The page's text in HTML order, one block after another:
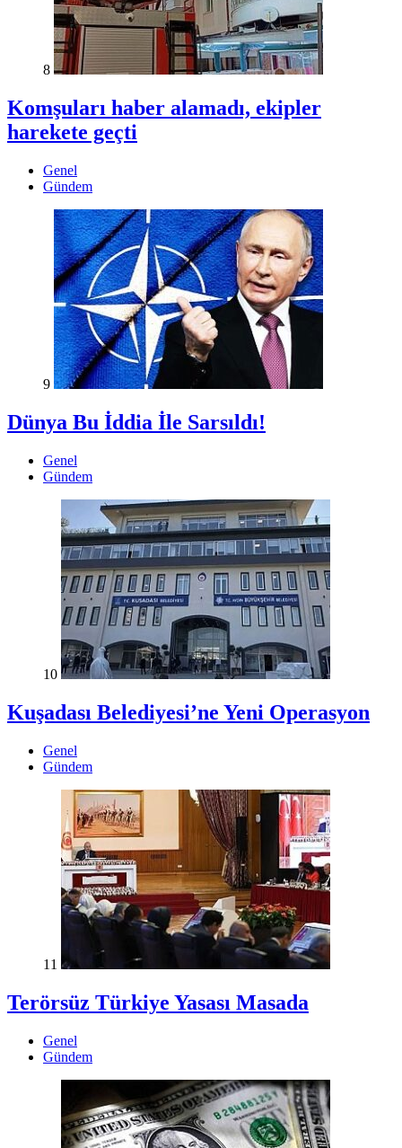
8
Komşuları haber alamadı, ekipler
harekete geçti
Genel
Gündem
9
Dünya Bu İddia İle Sarsıldı!
Genel
Gündem
10
Kuşadası Belediyesi’ne Yeni Operasyon
Genel
Gündem
11
Terörsüz Türkiye Yasası Masada
Genel
Gündem